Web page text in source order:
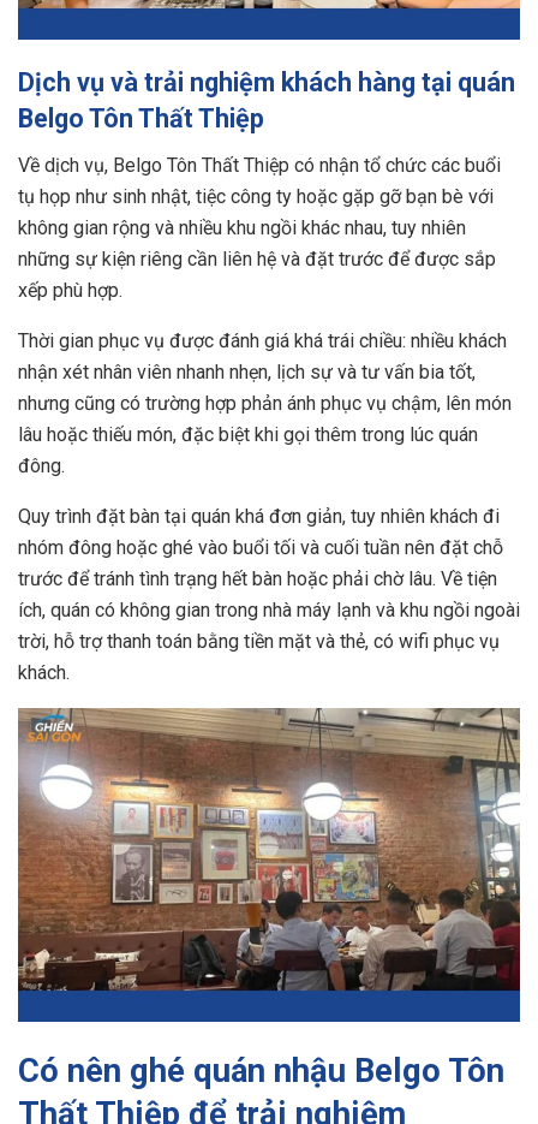
Dịch vụ và trải nghiệm khách hàng tại quán
Belgo Tôn Thất Thiệp
Về dịch vụ, Belgo Tôn Thất Thiệp có nhận tổ chức các buổi
tụ họp như sinh nhật, tiệc công ty hoặc gặp gỡ bạn bè với
không gian rộng và nhiều khu ngồi khác nhau, tuy nhiên
những sự kiện riêng cần liên hệ và đặt trước để được sắp
xếp phù hợp.
Thời gian phục vụ được đánh giá khá trái chiều: nhiều khách
nhận xét nhân viên nhanh nhẹn, lịch sự và tư vấn bia tốt,
nhưng cũng có trường hợp phản ánh phục vụ chậm, lên món
lâu hoặc thiếu món, đặc biệt khi gọi thêm trong lúc quán
đông.
Quy trình đặt bàn tại quán khá đơn giản, tuy nhiên khách đi
nhóm đông hoặc ghé vào buổi tối và cuối tuần nên đặt chỗ
trước để tránh tình trạng hết bàn hoặc phải chờ lâu. Về tiện
ích, quán có không gian trong nhà máy lạnh và khu ngồi ngoài
trời, hỗ trợ thanh toán bằng tiền mặt và thẻ, có wifi phục vụ
khách.
Có nên ghé quán nhậu Belgo Tôn
Thất Thiệp để trải nghiệm